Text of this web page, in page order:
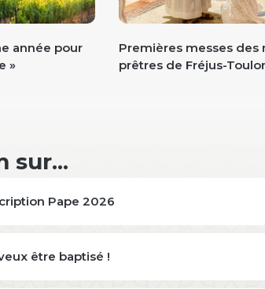
année pour
»
Premières messes des
prêtres de Fréjus-
sur...
Pape 2026
être baptisé !